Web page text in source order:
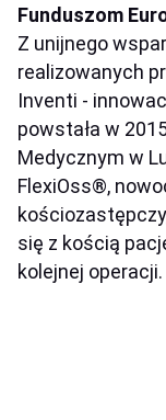
Funduszom
Z unijnego
realizowanych
Inventi -
powstała w
Medycznym w
FlexiOss®,
się z kością
kolejnej operacji.